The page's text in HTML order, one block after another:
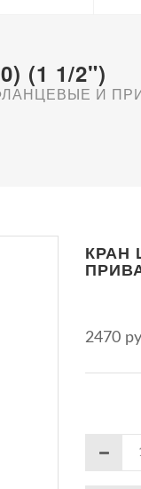
(1 1/2")
И
КРАН
2470